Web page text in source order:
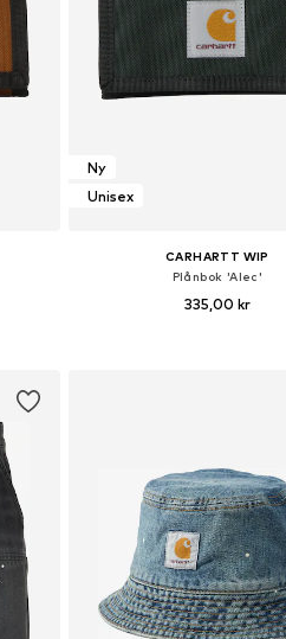
Ny
Unisex
CARHARTT WIP
Plånbok 'Alec'
335,00 kr